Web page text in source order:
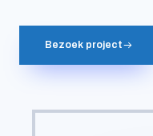
Bezoek project